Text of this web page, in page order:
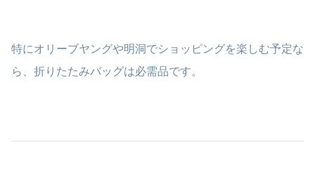
特にオリーブヤングや明洞でショッピングを楽しむ予定な
ら、折りたたみバッグは必需品です。